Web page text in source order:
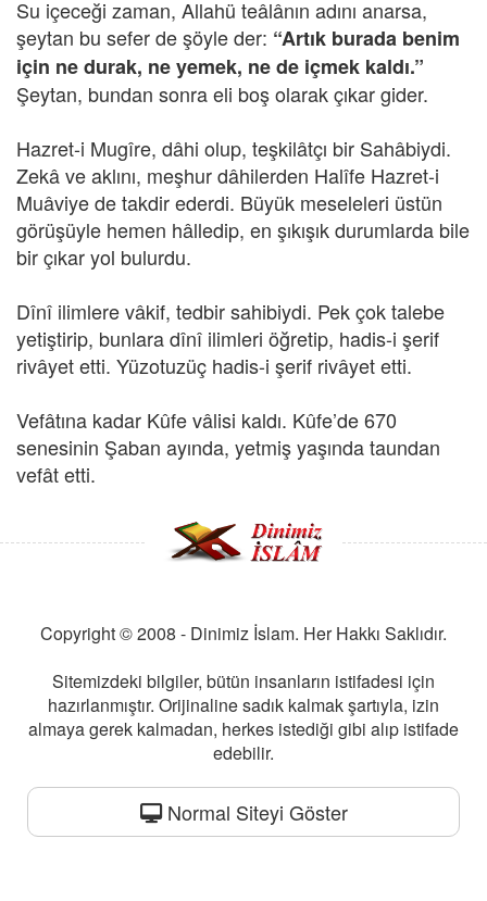
Su içeceği zaman, Allahü teâlânın adını anarsa,
şeytan bu sefer de şöyle der: “Artık burada benim
için ne durak, ne yemek, ne de içmek kaldı.”
Şeytan, bundan sonra eli boş olarak çıkar gider.
Hazret-i Mugîre, dâhi olup, teşkilâtçı bir Sahâbiydi.
Zekâ ve aklını, meşhur dâhilerden Halîfe Hazret-i
Muâviye de takdir ederdi. Büyük meseleleri üstün
görüşüyle hemen hâlledip, en şıkışık durumlarda bile
bir çıkar yol bulurdu.
Dînî ilimlere vâkif, tedbir sahibiydi. Pek çok talebe
yetiştirip, bunlara dînî ilimleri öğretip, hadis-i şerif
rivâyet etti. Yüzotuzüç hadis-i şerif rivâyet etti.
Vefâtına kadar Kûfe vâlisi kaldı. Kûfe’de 670
senesinin Şaban ayında, yetmiş yaşında taundan
vefât etti.
Copyright © 2008 - Dinimiz İslam. Her Hakkı Saklıdır.
Sitemizdeki bilgiler, bütün insanların istifadesi için
hazırlanmıştır. Orijinaline sadık kalmak şartıyla, izin
almaya gerek kalmadan, herkes istediği gibi alıp istifade
edebilir.
Normal Siteyi Göster